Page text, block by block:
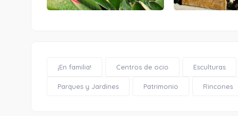
¡En familia! Centros de ocio Esculturas
Parques y Jardines Patrimonio Rincones